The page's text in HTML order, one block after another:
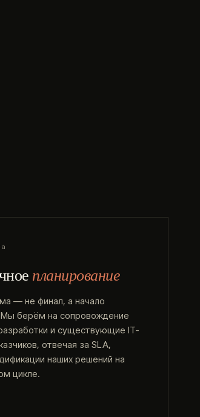
планирование
— не финал, а начало
Мы берём на сопровождение
и существующие IT-
отвечая за SLA,
наших решений на
цикле.